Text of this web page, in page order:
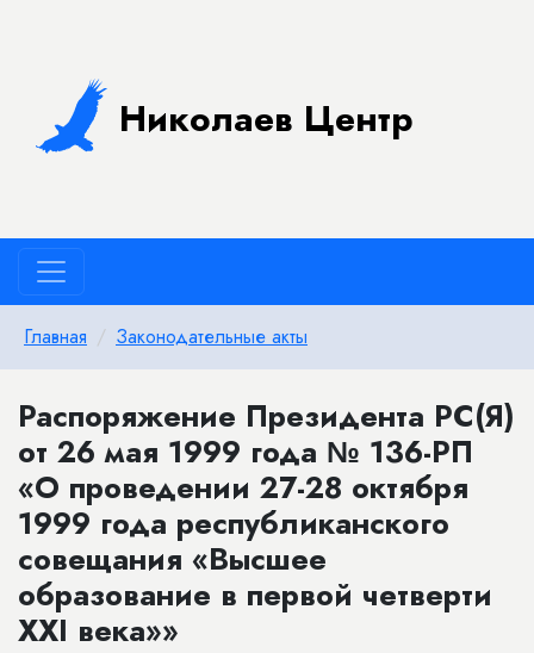
Николаев Центр
Главная Законодательные акты
Распоряжение Президента РС(Я)
от 26 мая 1999 года № 136-РП
«О проведении 27-28 октября
1999 года республиканского
совещания «Высшее
образование в первой четверти
XXI века»»